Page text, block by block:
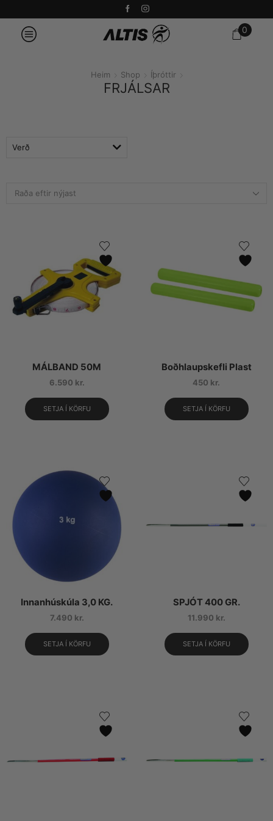
0
Heim Shop Íþróttir
FRJÁLSAR
Verð
MÁLBAND 50M
6.590 kr.
SETJA Í KÖRFU
Boðhlaupskefli Plast
450 kr.
SETJA Í KÖRFU
Innanhúskúla 3,0 KG.
7.490 kr.
SETJA Í KÖRFU
SPJÓT 400 GR.
11.990 kr.
SETJA Í KÖRFU